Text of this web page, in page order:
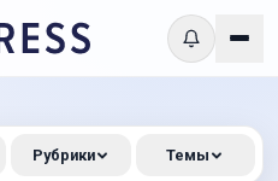
Рубрики Темы